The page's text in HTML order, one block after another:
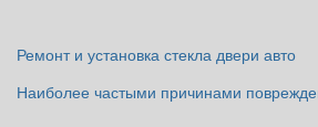
Ремонт и установка стекла двери авто
Наиболее частыми причинами